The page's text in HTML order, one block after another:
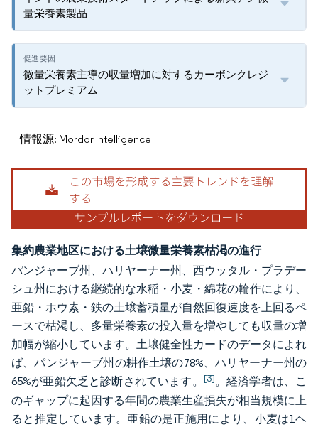
量栄養素製品
微量栄養素主導の収量増加に対するカーボンクレジ
ットプレミアム
情報源: Mordor Intelligence
集約農業地区における土壌微量栄養素枯渇の進行
パンジャーブ州、ハリヤーナー州、西ウッタル・プラデー
シュ州における継続的な水稲・小麦・綿花の輪作により、
亜鉛・ホウ素・鉄の土壌蓄積量が自然回復速度を上回るペ
ースで枯渇し、多量栄養素の投入量を増やしても収量の増
加幅が縮小しています。土壌健全性カードのデータによれ
ば、パンジャーブ州の耕作土壌の78%、ハリヤーナー州の
65%が亜鉛欠乏と診断されています。 [3]。経済学者は、こ
のギャップに起因する年間の農業生産損失が相当規模に上
ると推定しています。亜鉛の是正施用により、小麦は1ヘ